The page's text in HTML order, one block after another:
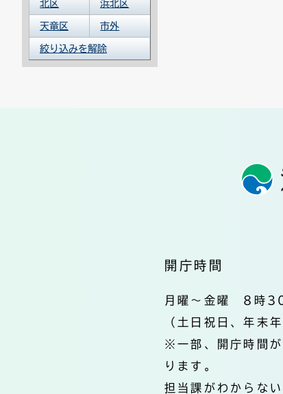
北区 浜北区
天竜区 市外
絞り込みを解除
開庁時間
月曜～金曜 8時
（土日祝日、年末
※一部、開庁時間
ります。
担当課がわからな